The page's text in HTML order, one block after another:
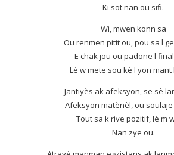
Ki sot nan ou sifi.
Wi, mwen konn sa
Ou renmen pitit ou, pou sa l
E chak jou ou padone l
Lè w mete sou kè l yon mant
Jantiyès ak afeksyon, se sè
Afeksyon matènèl, ou
Tout sa k rive pozitif, lè m
Nan zye ou.